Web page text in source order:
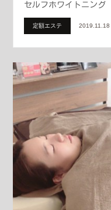
セルフホワイトニング
定額エステ 2019.11.18